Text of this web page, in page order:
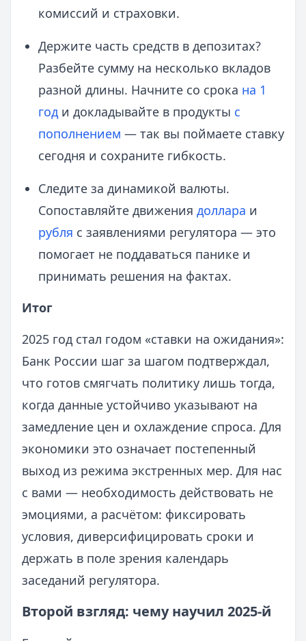
комиссий и страховки.
Держите часть средств в депозитах?
Разбейте сумму на несколько вкладов
разной длины. Начните со срока на 1
год и докладывайте в продукты с
пополнением — так вы поймаете ставку
сегодня и сохраните гибкость.
Следите за динамикой валюты.
Сопоставляйте движения доллара и
рубля с заявлениями регулятора — это
помогает не поддаваться панике и
принимать решения на фактах.
Итог
2025 год стал годом «ставки на ожидания»:
Банк России шаг за шагом подтверждал,
что готов смягчать политику лишь тогда,
когда данные устойчиво указывают на
замедление цен и охлаждение спроса. Для
экономики это означает постепенный
выход из режима экстренных мер. Для нас
с вами — необходимость действовать не
эмоциями, а расчётом: фиксировать
условия, диверсифицировать сроки и
держать в поле зрения календарь
заседаний регулятора.
Второй взгляд: чему научил 2025-й